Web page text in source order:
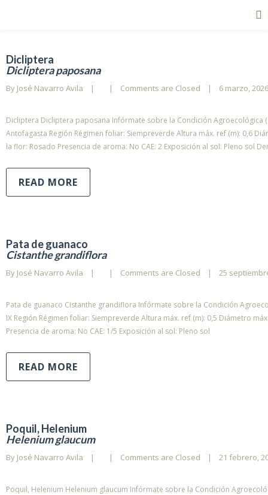
Dicliptera
Dicliptera paposana
By José Navarro Avila | | Comments are Closed | 6 marzo,
Dicliptera Dicliptera paposana Infórmate sobre la Condición Agroecológica
Antofagasta Región Régimen foliar: Siempreverde Altura máx. ref (m): 0,6
la flor: Rosado Presencia de aroma: No CAE: 2 Exposición al sol: Pleno sol
READ MORE
Pata de guanaco
Cistanthe grandiflora
By José Navarro Avila | | Comments are Closed | 25
Pata de guanaco Cistanthe grandiflora Infórmate sobre la Condición
IX Región Régimen foliar: Siempreverde Altura máx. ref (m): 0,5 Diámetro
Presencia de aroma: No CAE: 1/5 Exposición al sol: Pleno sol
READ MORE
Poquil, Helenium
Helenium glaucum
By José Navarro Avila | | Comments are Closed | 21 febrero,
Poquil, Helenium Helenium glaucum Infórmate sobre la Condición